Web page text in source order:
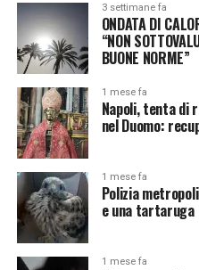
3 settimane fa
ONDATA DI
“NON
BUONE NORME”
1 mese fa
Napoli, tenta di
nel Duomo:
1 mese fa
Polizia
e una tartaruga
1 mese fa